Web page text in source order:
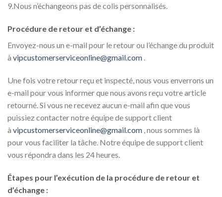
9.Nous n’échangeons pas de colis personnalisés.
Procédure de retour et d’échange :
Envoyez-nous un e-mail pour le retour ou l’échange du produit
à vipcustomerserviceonline@gmail.com .
Une fois votre retour reçu et inspecté, nous vous enverrons un
e-mail pour vous informer que nous avons reçu votre article
retourné. Si vous ne recevez aucun e-mail afin que vous
puissiez contacter notre équipe de support client
à vipcustomerserviceonline@gmail.com , nous sommes là
pour vous faciliter la tâche. Notre équipe de support client
vous répondra dans les 24 heures.
Étapes pour l’exécution de la procédure de retour et
d’échange :